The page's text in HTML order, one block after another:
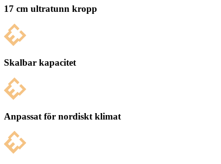
17 cm ultratunn kropp
Skalbar kapacitet
Anpassat för nordiskt klimat